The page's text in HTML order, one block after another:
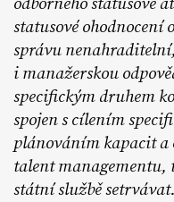
statusové
správu
i manažerskou
specifickým druhem
spojen s cílením
plánováním kapacit
talent managementu,
státní službě setrvávat.